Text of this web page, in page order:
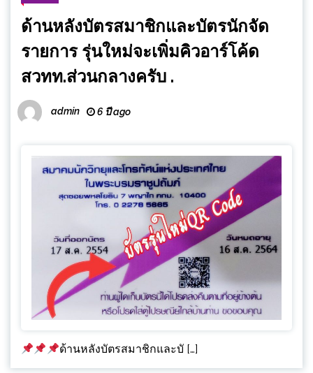
ด้านหลังบัตรสมาชิกและบัตรนักจัด
รายการ รุ่นใหม่จะเพิ่มคิวอาร์โค้ด
สวทท.ส่วนกลางครับ .
admin 6 ปี ago
ด้านหลังบัตรสมาชิกและบั […]